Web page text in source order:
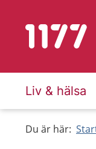
Till startsidan
Liv & hälsa
Du är här: